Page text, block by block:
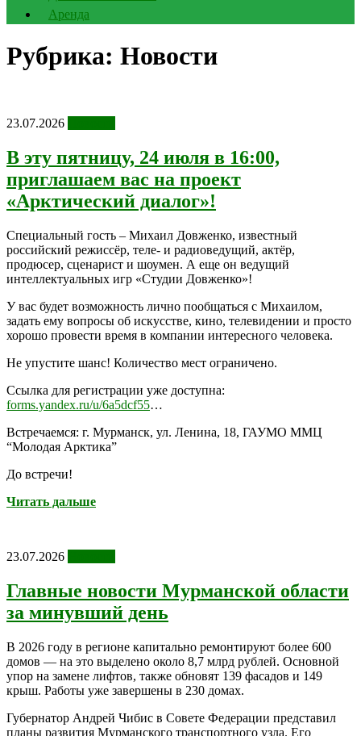
Аренда
Рубрика: Новости
23.07.2026
В эту пятницу, 24 июля в 16:00,
приглашаем вас на проект
«Арктический диалог»!
Специальный гость – Михаил Довженко, известный
российский режиссёр, теле- и радиоведущий, актёр,
продюсер, сценарист и шоумен. А еще он ведущий
интеллектуальных игр «Студии Довженко»!
У вас будет возможность лично пообщаться с Михаилом,
задать ему вопросы об искусстве, кино, телевидении и просто
хорошо провести время в компании интересного человека.
Не упустите шанс! Количество мест ограничено.
Ссылка для регистрации уже доступна:
forms.yandex.ru/u/6a5dcf55…
Встречаемся: г. Мурманск, ул. Ленина, 18, ГАУМО ММЦ
“Молодая Арктика”
До встречи!
Читать дальше
23.07.2026
Главные новости Мурманской области
за минувший день
В 2026 году в регионе капитально ремонтируют более 600
домов — на это выделено около 8,7 млрд рублей. Основной
упор на замене лифтов, также обновят 139 фасадов и 149
крыш. Работы уже завершены в 230 домах.
Губернатор Андрей Чибис в Совете Федерации представил
планы развития Мурманского транспортного узла. Его